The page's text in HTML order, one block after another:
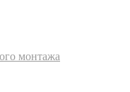
монтажа